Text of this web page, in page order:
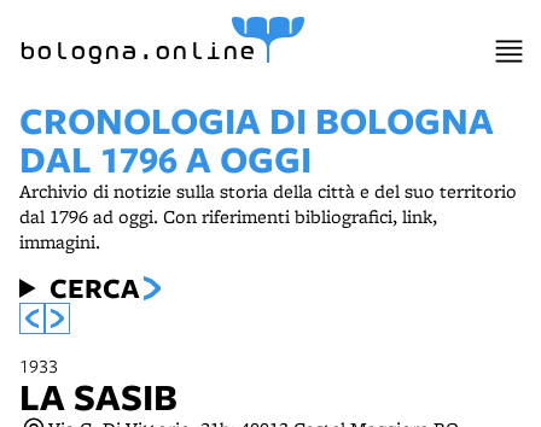
bologna.online
CRONOLOGIA DI BOLOGNA
DAL 1796 A OGGI
Archivio di notizie sulla storia della città e del suo territorio
dal 1796 ad oggi. Con riferimenti bibliografici, link,
immagini.
CERCA
1933
LA SASIB